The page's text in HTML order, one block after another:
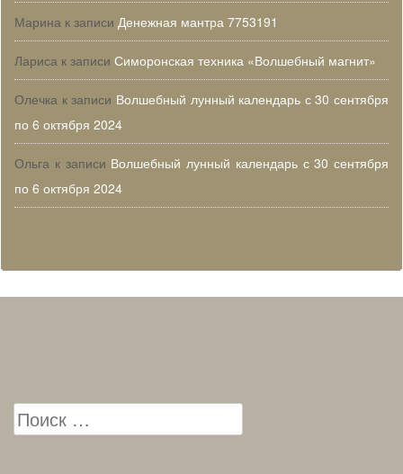
Марина к записи Денежная мантра 7753191
Лариса к записи Симоронская техника «Волшебный магнит»
Олечка к записи Волшебный лунный календарь с 30 сентября
по 6 октября 2024
Ольга к записи Волшебный лунный календарь с 30 сентября
по 6 октября 2024
Search for: